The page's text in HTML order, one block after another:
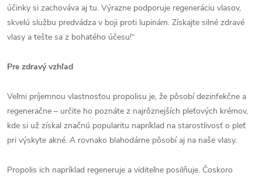
účinky si zachováva aj tu. Výrazne podporuje regeneráciu vlasov,
skvelú službu predvádza v boji proti lupinám. Získajte silné zdravé
vlasy a tešte sa z bohatého účesu!“
Pre zdravý vzhľad
Veľmi príjemnou vlastnosťou propolisu je, že pôsobí dezinfekčne a
regeneračne – určite ho poznáte z najrôznejších pleťových krémov,
kde si už získal značnú popularitu napríklad na starostlivosť o pleť
pri výskyte akné. A rovnako blahodárne pôsobí aj na naše vlasy.
Propolis ich napríklad regeneruje a viditeľne posilňuje. Čoskoro